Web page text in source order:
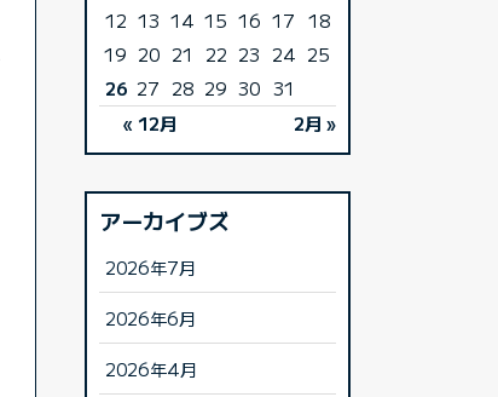
« 12月 2月 »
12 13 14 15 16 17 18
19 20 21 22 23 24 25
26 27 28 29 30 31
アーカイブズ
2026年7月
2026年6月
2026年4月